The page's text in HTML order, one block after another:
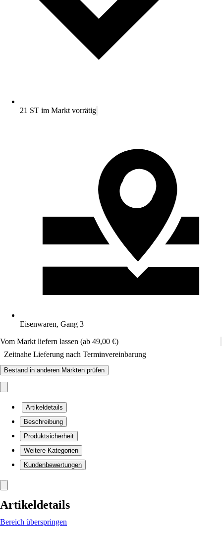
21 ST im Markt vorrätig
Eisenwaren, Gang 3
Vom Markt liefern lassen (ab 49,00 €)
Zeitnahe Lieferung nach Terminvereinbarung
Bestand in anderen Märkten prüfen
Artikeldetails
Beschreibung
Produktsicherheit
Weitere Kategorien
Kundenbewertungen
Artikeldetails
Bereich überspringen